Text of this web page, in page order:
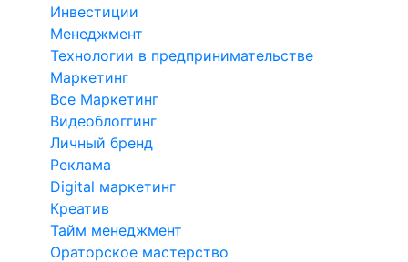
Инвестиции
Менеджмент
Технологии в предпринимательстве
Маркетинг
Все Маркетинг
Видеоблоггинг
Личный бренд
Реклама
Digital маркетинг
Креатив
Тайм менеджмент
Ораторское мастерство